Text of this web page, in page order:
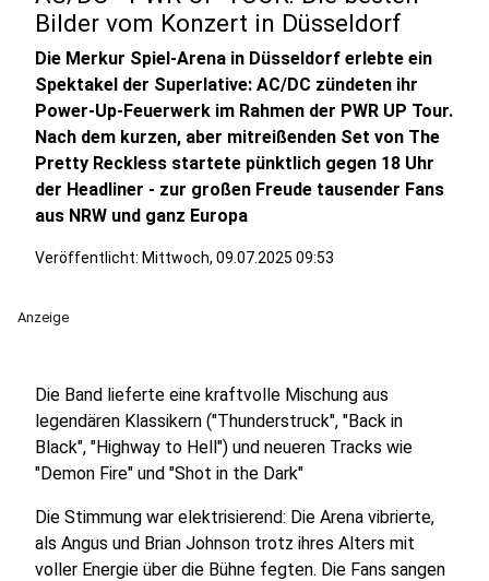
Bilder vom Konzert in Düsseldorf
Die Merkur Spiel-Arena in Düsseldorf erlebte ein
Spektakel der Superlative: AC/DC zündeten ihr
Power‑Up-Feuerwerk im Rahmen der PWR UP Tour.
Nach dem kurzen, aber mitreißenden Set von The
Pretty Reckless startete pünktlich gegen 18 Uhr
der Headliner - zur großen Freude tausender Fans
aus NRW und ganz Europa
Veröffentlicht: Mittwoch, 09.07.2025 09:53
Anzeige
Die Band lieferte eine kraftvolle Mischung aus
legendären Klassikern ("Thunderstruck", "Back in
Black", "Highway to Hell") und neueren Tracks wie
"Demon Fire" und "Shot in the Dark"
Die Stimmung war elektrisierend: Die Arena vibrierte,
als Angus und Brian Johnson trotz ihres Alters mit
voller Energie über die Bühne fegten. Die Fans sangen